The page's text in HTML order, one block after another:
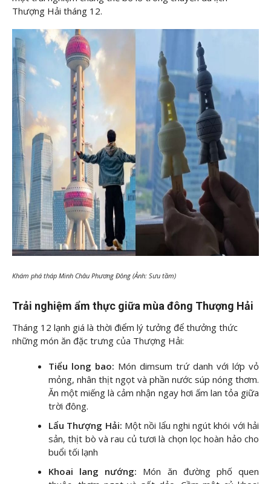
Thượng Hải tháng 12.
Khám phá tháp Minh Châu Phương Đông (Ảnh: Sưu tầm)
Trải nghiệm ẩm thực giữa mùa đông Thượng Hải
Tháng 12 lạnh giá là thời điểm lý tưởng để thưởng thức
những món ăn đặc trưng của Thượng Hải:
Tiểu long bao: Món dimsum trứ danh với lớp vỏ
mỏng, nhân thịt ngọt và phần nước súp nóng thơm.
Ăn một miếng là cảm nhận ngay hơi ấm lan tỏa giữa
trời đông.
Lẩu Thượng Hải: Một nồi lẩu nghi ngút khói với hải
sản, thịt bò và rau củ tươi là chọn lọc hoàn hảo cho
buổi tối lạnh
Khoai lang nướng: Món ăn đường phố quen